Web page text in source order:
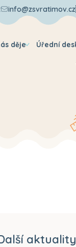
info@zsvratimov.cz
děje Úřední
aktuality